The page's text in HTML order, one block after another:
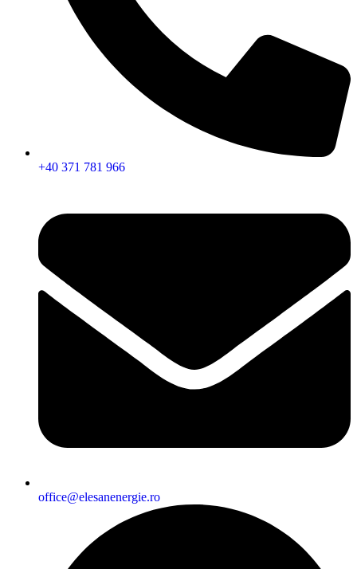
+40 371 781 966
office@elesanenergie.ro